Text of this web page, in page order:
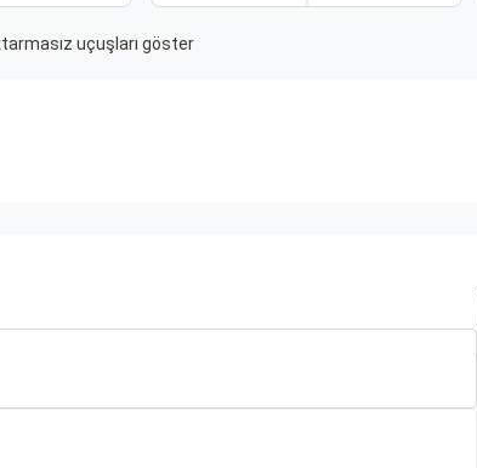
uçuşları göster